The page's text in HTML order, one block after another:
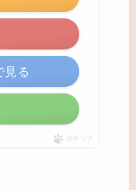
見る
ポチップ